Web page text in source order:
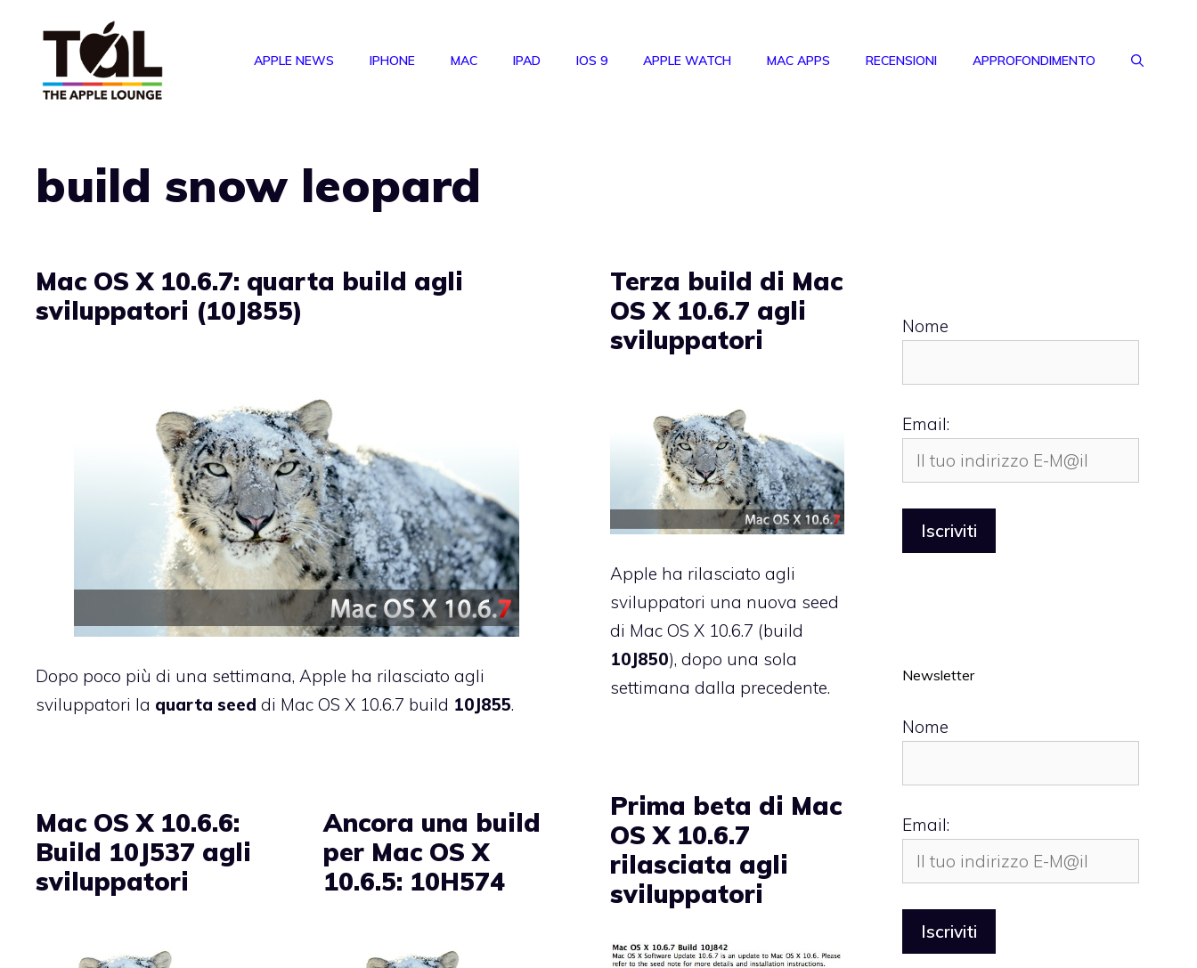
APPLE NEWS IPHONE MAC IPAD IOS 9 APPLE WATCH MAC APPS RECENSIONI APPROFONDIMENTO
build snow leopard
Mac OS X 10.6.7: quarta build agli
sviluppatori (10J855)
Dopo poco più di una settimana, Apple ha rilasciato agli
sviluppatori la quarta seed di Mac OS X 10.6.7 build 10J855.
Terza build di Mac
OS X 10.6.7 agli
sviluppatori
Apple ha rilasciato agli
sviluppatori una nuova seed
di Mac OS X 10.6.7 (build
10J850), dopo una sola
settimana dalla precedente.
Prima beta di Mac
OS X 10.6.7
rilasciata agli
sviluppatori
Mac OS X 10.6.6:
Build 10J537 agli
sviluppatori
Ancora una build
per Mac OS X
10.6.5: 10H574
Nome
Email:
Newsletter
Nome
Email: